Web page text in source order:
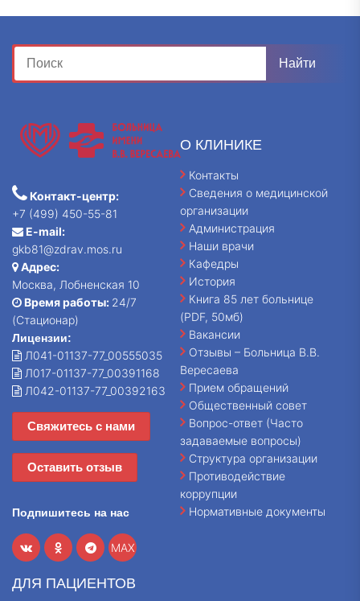
Контакт-центр:
+7 (499) 450-55-81
E-mail:
gkb81@zdrav.mos.ru
Адрес:
Москва, Лобненская 10
Время работы: 24/7
(Стационар)
Лицензии:
Л041-01137-77_00555035
Л017-01137-77_00391168
Л042-01137-77_00392163
Свяжитесь с нами
Оставить отзыв
Подпишитесь на нас
MAX
О КЛИНИКЕ
Контакты
Сведения о медицинской
организации
Администрация
Наши врачи
Кафедры
История
Книга 85 лет больнице
(PDF, 50мб)
Вакансии
Отзывы – Больница В.В.
Вересаева
Прием обращений
Общественный совет
Вопрос-ответ (Часто
задаваемые вопросы)
Структура организации
Противодействие
коррупции
Нормативные документы
ДЛЯ ПАЦИЕНТОВ